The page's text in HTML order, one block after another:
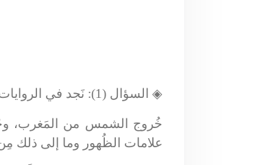
◈ السؤال (1): نَجد في الروايات ذكر الكوكب "ذي الذَنَب".. ويَذهبُ البعض إلى أنّهُ هو الذي سيُسبّب عدّة ظواهر كونيّة منها:
خُروج الشمس من المَغرب،
علامات الظُهور وما إلى ذلك